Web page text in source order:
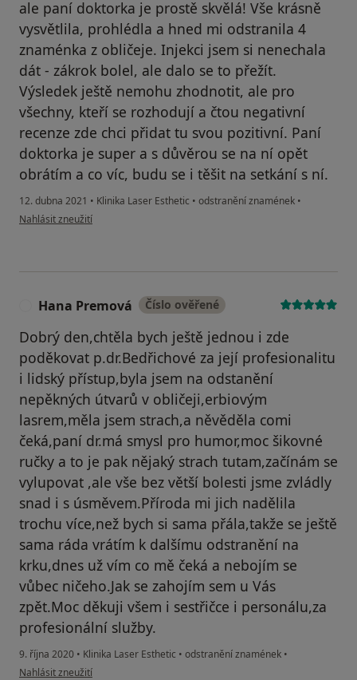
ale paní doktorka je prostě skvělá! Vše krásně
vysvětlila, prohlédla a hned mi odstranila 4
znaménka z obličeje. Injekci jsem si nenechala
dát - zákrok bolel, ale dalo se to přežít.
Výsledek ještě nemohu zhodnotit, ale pro
všechny, kteří se rozhodují a čtou negativní
recenze zde chci přidat tu svou pozitivní. Paní
doktorka je super a s důvěrou se na ní opět
obrátím a co víc, budu se i těšit na setkání s ní.
12. dubna 2021 • Klinika Laser Esthetic • odstranění znamének •
podle názoru uživatele Denisa
Nahlásit zneužití
Hana Premová Číslo ověřené
Dobrý den,chtěla bych ještě jednou i zde
poděkovat p.dr.Bedřichové za její profesionalitu
i lidský přístup,byla jsem na odstanění
nepěkných útvarů v obličeji,erbiovým
lasrem,měla jsem strach,a něvěděla comi
čeká,paní dr.má smysl pro humor,moc šikovné
ručky a to je pak nějaký strach tutam,začínám se
vylupovat ,ale vše bez větší bolesti jsme zvládly
snad i s úsměvem.Příroda mi jich nadělila
trochu více,než bych si sama přála,takže se ještě
sama ráda vrátím k dalšímu odstranění na
krku,dnes už vím co mě čeká a nebojím se
vůbec ničeho.Jak se zahojím sem u Vás
zpět.Moc děkuji všem i sestřičce i personálu,za
profesionální služby.
9. října 2020 • Klinika Laser Esthetic • odstranění znamének •
podle názoru uživatele Hana Premová
Nahlásit zneužití